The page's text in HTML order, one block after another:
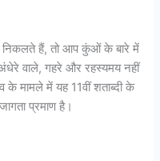
निकलते हैं, तो आप कुंओं के बारे में
वाले, गहरे और रहस्यमय नहीं
के मामले में यह 11वीं शताब्दी के
प्रमाण है।